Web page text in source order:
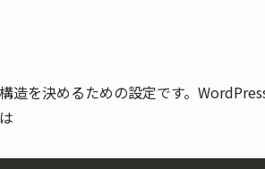
造を決めるための設定です。